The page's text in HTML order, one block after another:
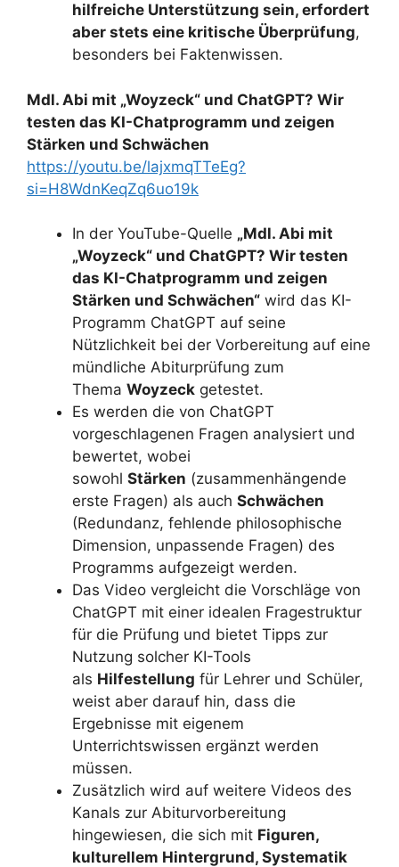
hilfreiche Unterstützung sein, erfordert
aber stets eine kritische Überprüfung,
besonders bei Faktenwissen.
Mdl. Abi mit „Woyzeck“ und ChatGPT? Wir
testen das KI-Chatprogramm und zeigen
Stärken und Schwächen
https://youtu.be/lajxmqTTeEg?
si=H8WdnKeqZq6uo19k
In der YouTube-Quelle „Mdl. Abi mit
„Woyzeck“ und ChatGPT? Wir testen
das KI-Chatprogramm und zeigen
Stärken und Schwächen“ wird das KI-
Programm ChatGPT auf seine
Nützlichkeit bei der Vorbereitung auf eine
mündliche Abiturprüfung zum
Thema Woyzeck getestet.
Es werden die von ChatGPT
vorgeschlagenen Fragen analysiert und
bewertet, wobei
sowohl Stärken (zusammenhängende
erste Fragen) als auch Schwächen
(Redundanz, fehlende philosophische
Dimension, unpassende Fragen) des
Programms aufgezeigt werden.
Das Video vergleicht die Vorschläge von
ChatGPT mit einer idealen Fragestruktur
für die Prüfung und bietet Tipps zur
Nutzung solcher KI-Tools
als Hilfestellung für Lehrer und Schüler,
weist aber darauf hin, dass die
Ergebnisse mit eigenem
Unterrichtswissen ergänzt werden
müssen.
Zusätzlich wird auf weitere Videos des
Kanals zur Abiturvorbereitung
hingewiesen, die sich mit Figuren,
kulturellem Hintergrund, Systematik